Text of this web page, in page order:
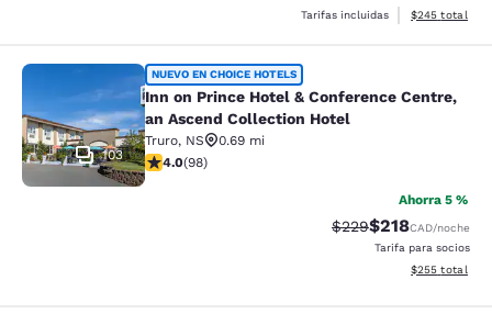
Tarifas incluidas
Ver detalles
$245 total
Inn on Prince Hotel & Conference
103
NUEVO EN CHOICE HOTELS
Inn on Prince Hotel & Conference Centre,
an Ascend Collection Hotel
Truro, NS
0.69 mi
calificación de 3.98 estrellas. Bueno. 98 reseñas
4.0(98)
Ahorra 5 %
Precio tachado:
$229Precio con
$218CAD/noche
Tarifa para socios
Ver detalles
$255 total